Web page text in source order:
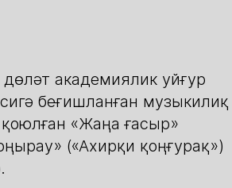
академиялик уйғур
беғишланған музыкилиқ
«Жаңа ғасыр»
(«Ахирқи қоңғурақ»)